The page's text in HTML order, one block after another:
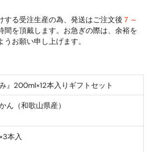
する受注生産の為、発送はご注文後 ７～
間を頂戴します。お急ぎの際は、余裕を
お願い申し上げます。
み』200ml×12本入りギフトセット
ん（和歌山県産）
本入